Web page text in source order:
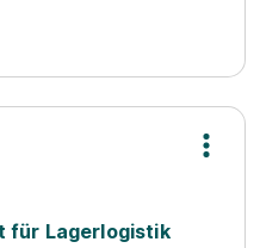
für Lagerlogistik